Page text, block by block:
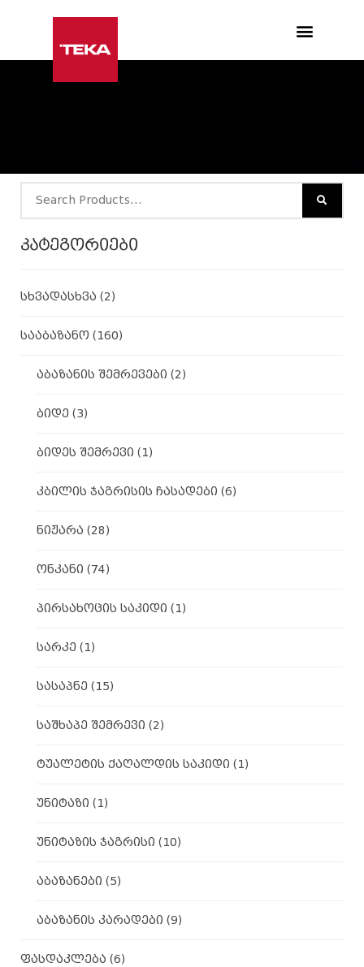
კატეგორიები
სხვადასხვა (2)
სააბაზანო (160)
აბაზანის შემრევები (2)
ბიდე (3)
ბიდეს შემრევი (1)
კბილის ჯაგრისის ჩასადები (6)
ნიჟარა (28)
ონკანი (74)
პირსახოცის საკიდი (1)
სარკე (1)
სასაპნე (15)
საშხაპე შემრევი (2)
ტუალეტის ქაღალდის საკიდი (1)
უნიტაზი (1)
უნიტაზის ჯაგრისი (10)
აბაზანები (5)
აბაზანის კარადები (9)
ფასდაკლება (6)